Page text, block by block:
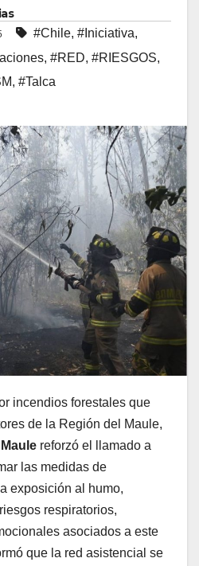
#Chile, #Iniciativa,
, #RED, #RIESGOS,
, #Talca
incendios forestales que
de la Región del Maule,
reforzó el llamado a
las medidas de
exposición al humo,
respiratorios,
asociados a este
que la red asistencial se